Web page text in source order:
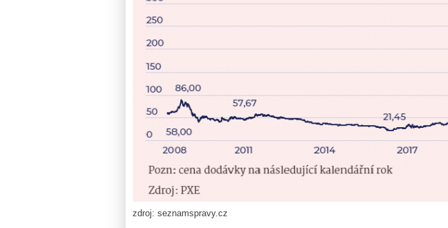
zdroj: seznamspravy.cz